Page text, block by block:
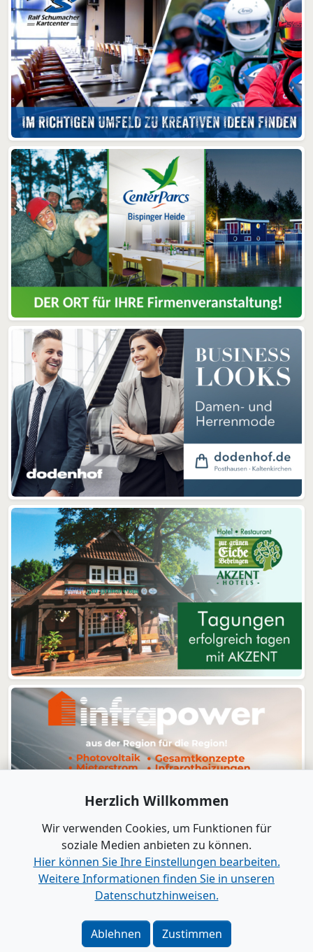
www.B2B-Wirtschaft.de
Impressum|Datenschutz|Barrierefreiheit
Bei Google als bevorzugte Quelle merken
Herzlich Willkommen
Wir verwenden Cookies, um Funktionen für
soziale Medien anbieten zu können.
Hier können Sie Ihre Einstellungen bearbeiten.
Weitere Informationen finden Sie in unseren
Datenschutzhinweisen.
Ablehnen Zustimmen